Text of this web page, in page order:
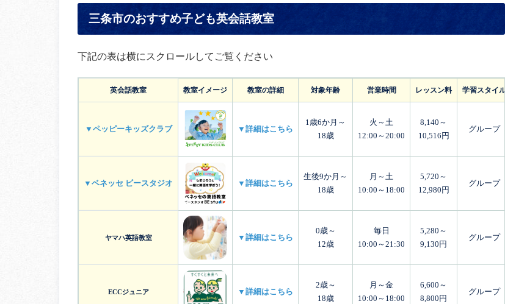
三条市のおすすめ子ども英会話教室
下記の表は横にスクロールしてご覧ください
英会話教室 教室イメージ 教室の詳細 対象年齢 営業時間 レッスン料 学習スタイル
▼ペッピーキッズクラブ ▼詳細はこちら
1歳6か月～
18歳
火～土
12:00～20:00
8,140～
10,516円
グループ
▼ベネッセ ビースタジオ ▼詳細はこちら
生後9か月～
18歳
月～土
10:00～18:00
5,720～
12,980円
グループ
ヤマハ英語教室 ▼詳細はこちら
0歳～
12歳
毎日
10:00～21:30
5,280～
9,130円
グループ
ECCジュニア ▼詳細はこちら
2歳～
18歳
月～金
10:00～18:00
6,600～
8,800円
グループ